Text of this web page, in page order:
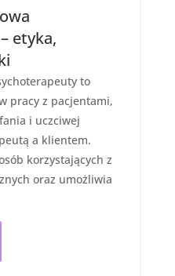
etyka,
to
pracy z pacjentami,
i uczciwej
a klientem.
korzystających z
oraz umożliwia